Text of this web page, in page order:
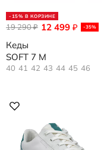
-15% В КОРЗИНЕ
12 499 ₽ -35%
19 290₽
Кеды
SOFT 7 M
40 41 42 43 44 45 46